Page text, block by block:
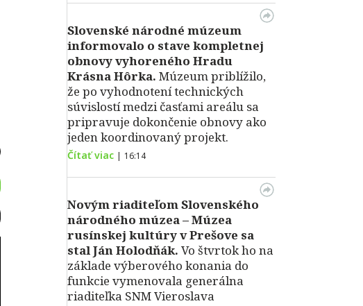
Slovenské národné múzeum
informovalo o stave kompletnej
obnovy vyhoreného Hradu
Krásna Hôrka. Múzeum priblížilo,
že po vyhodnotení technických
súvislostí medzi časťami areálu sa
pripravuje dokončenie obnovy ako
jeden koordinovaný projekt.
Čítať viac | 16:14
Novým riaditeľom Slovenského
národného múzea – Múzea
rusínskej kultúry v Prešove sa
stal Ján Holodňák. Vo štvrtok ho na
základe výberového konania do
funkcie vymenovala generálna
riaditeľka SNM Vieroslava